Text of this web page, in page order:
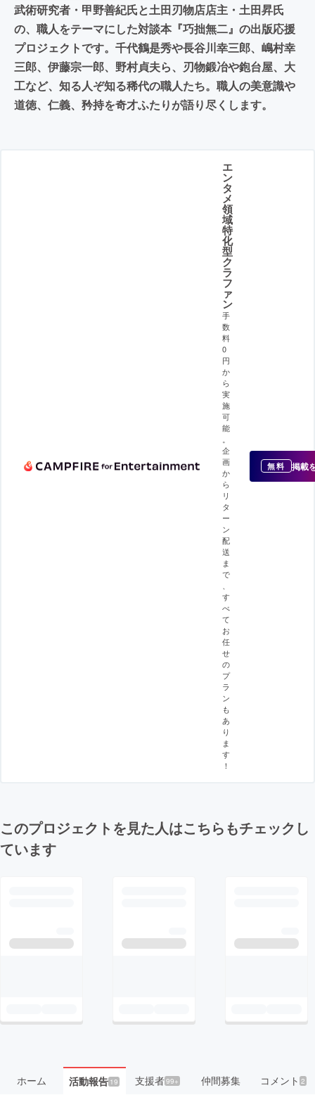
武術研究者・甲野善紀氏と土田刃物店店主・土田昇氏
の、職人をテーマにした対談本『巧拙無二』の出版応援
プロジェクトです。千代鶴是秀や長谷川幸三郎、嶋村幸
三郎、伊藤宗一郎、野村貞夫ら、刃物鍛冶や鉋台屋、大
工など、知る人ぞ知る稀代の職人たち。職人の美意識や
道徳、仁義、矜持を奇才ふたりが語り尽くします。
エ
ン
タ
メ
領
域
特
化
型
ク
ラ
フ
ァ
ン
手
数
料
0
円
か
ら
実
施
可
能
企
画
か
ら
リ
タ
ー
ン
配
送
ま
で
す
べ
て
お
任
せ
の
プ
ラ
ン
も
あ
り
ま
す
！
無料 掲載
このプロジェクトを見た人はこちらもチェックし
ています
ホーム 活動報告19 支援者99+ 仲間募集 コメント 2